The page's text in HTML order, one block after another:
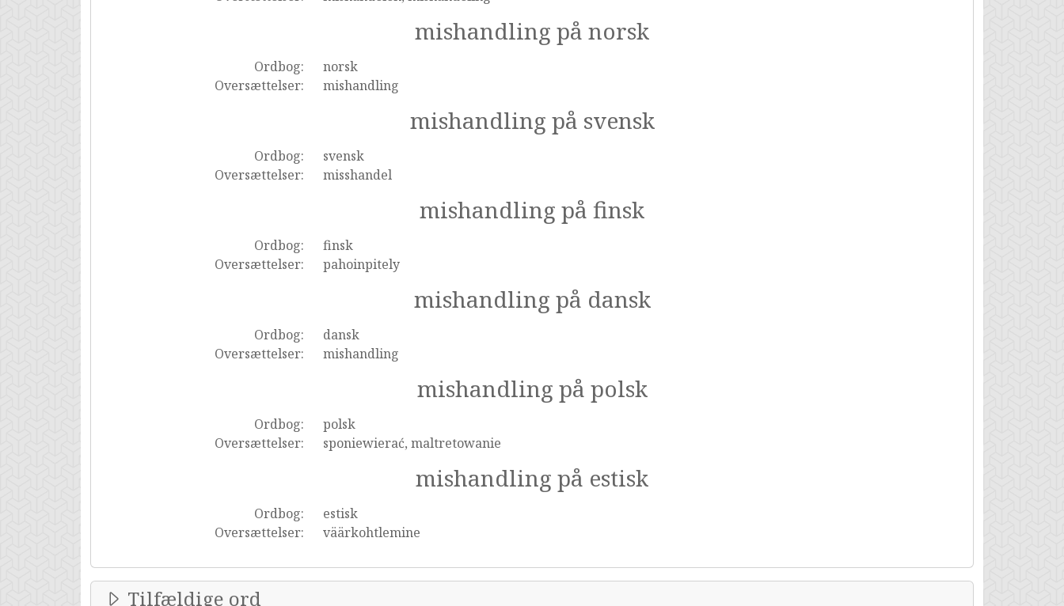
mishandling på norsk
Ordbog:
norsk
Oversættelser:
mishandling
mishandling på svensk
Ordbog:
svensk
Oversættelser:
misshandel
mishandling på finsk
Ordbog:
finsk
Oversættelser:
pahoinpitely
mishandling på dansk
Ordbog:
dansk
Oversættelser:
mishandling
mishandling på polsk
Ordbog:
polsk
Oversættelser:
sponiewierać, maltretowanie
mishandling på estisk
Ordbog:
estisk
Oversættelser:
väärkohtlemine
Tilfældige ord